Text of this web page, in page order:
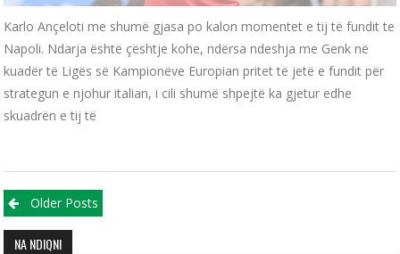
Karlo Ançeloti me shumë gjasa po kalon momentet e tij të fundit te
Napoli. Ndarja është çështje kohe, ndërsa ndeshja me Genk në
kuadër të Ligës së Kampionëve Europian pritet të jetë e fundit për
strategun e njohur italian, i cili shumë shpejtë ka gjetur edhe
skuadrën e tij të
Posts navigation
Older Posts
NA NDIQNI